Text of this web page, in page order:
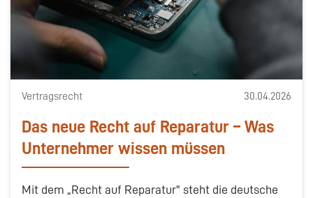
Vertragsrecht 30.04.2026
Das neue Recht auf Reparatur – Was
Unternehmer wissen müssen
Mit dem „Recht auf Reparatur" steht die deutsche